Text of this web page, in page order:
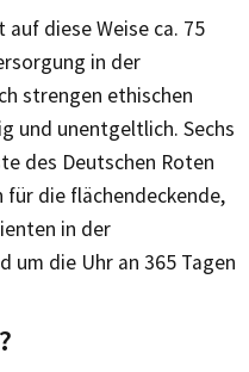
auf diese Weise ca. 75
in der
strengen ethischen
und unentgeltlich. Sechs
des Deutschen Roten
die flächendeckende,
in der
um die Uhr an 365 Tagen